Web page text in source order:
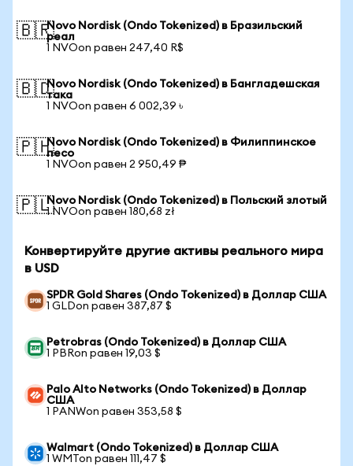
🇧🇷Novo Nordisk (Ondo Tokenized) в Бразильский
реал
1 NVOon равен 247,40 R$
🇧🇩Novo Nordisk (Ondo Tokenized) в Бангладешская
така
1 NVOon равен 6 002,39 ৳
🇵🇭Novo Nordisk (Ondo Tokenized) в Филиппинское
песо
1 NVOon равен 2 950,49 ₱
🇵🇱Novo Nordisk (Ondo Tokenized) в Польский злотый
1 NVOon равен 180,68 zł
Конвертируйте другие активы реального мира
в USD
SPDR Gold Shares (Ondo Tokenized) в Доллар США
1 GLDon равен 387,87 $
Petrobras (Ondo Tokenized) в Доллар США
1 PBRon равен 19,03 $
Palo Alto Networks (Ondo Tokenized) в Доллар
США
1 PANWon равен 353,58 $
Walmart (Ondo Tokenized) в Доллар США
1 WMTon равен 111,47 $